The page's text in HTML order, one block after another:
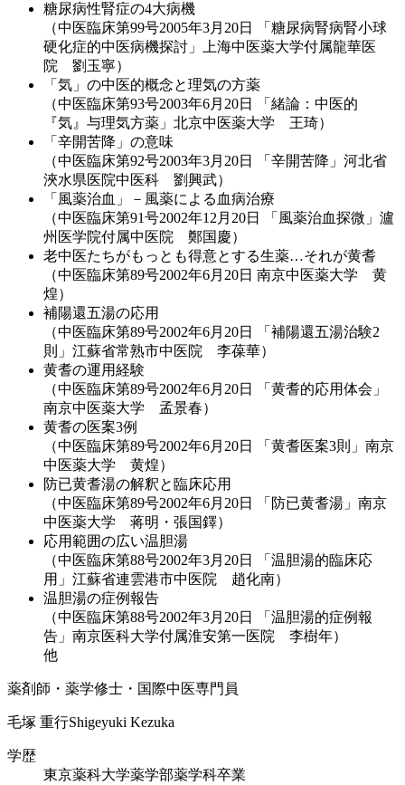
糖尿病性腎症の4大病機
（中医臨床第99号2005年3月20日 「糖尿病腎病腎小球
硬化症的中医病機探討」上海中医薬大学付属龍華医
院 劉玉寧）
「気」の中医的概念と理気の方薬
（中医臨床第93号2003年6月20日 「緒論：中医的
『気』与理気方薬」北京中医薬大学 王琦）
「辛開苦降」の意味
（中医臨床第92号2003年3月20日 「辛開苦降」河北省
浹水県医院中医科 劉興武）
「風薬治血」－風薬による血病治療
（中医臨床第91号2002年12月20日 「風薬治血探微」瀘
州医学院付属中医院 鄭国慶）
老中医たちがもっとも得意とする生薬…それが黄耆
（中医臨床第89号2002年6月20日 南京中医薬大学 黄
煌）
補陽還五湯の応用
（中医臨床第89号2002年6月20日 「補陽還五湯治験2
則」江蘇省常熟市中医院 李葆華）
黄耆の運用経験
（中医臨床第89号2002年6月20日 「黄耆的応用体会」
南京中医薬大学 孟景春）
黄耆の医案3例
（中医臨床第89号2002年6月20日 「黄耆医案3則」南京
中医薬大学 黄煌）
防已黄耆湯の解釈と臨床応用
（中医臨床第89号2002年6月20日 「防已黄耆湯」南京
中医薬大学 蒋明・張国鐸）
応用範囲の広い温胆湯
（中医臨床第88号2002年3月20日 「温胆湯的臨床応
用」江蘇省連雲港市中医院 趙化南）
温胆湯の症例報告
（中医臨床第88号2002年3月20日 「温胆湯的症例報
告」南京医科大学付属淮安第一医院 李樹年）
他
薬剤師・薬学修士・国際中医専門員
毛塚 重行Shigeyuki Kezuka
学歴
東京薬科大学薬学部薬学科卒業